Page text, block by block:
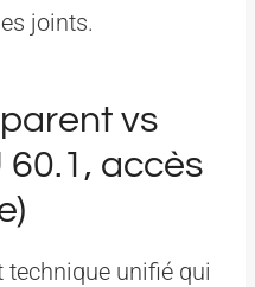
joints.
vs
60.1, accès
technique unifié qui